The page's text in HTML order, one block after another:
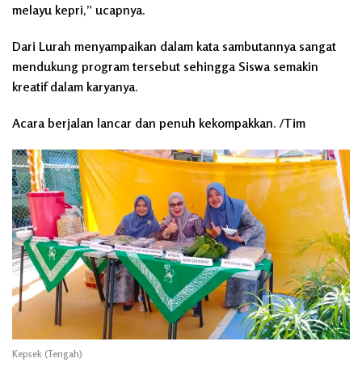
melayu kepri,” ucapnya.
Dari Lurah menyampaikan dalam kata sambutannya sangat
mendukung program tersebut sehingga Siswa semakin
kreatif dalam karyanya.
Acara berjalan lancar dan penuh kekompakkan. /Tim
Kepsek (Tengah)